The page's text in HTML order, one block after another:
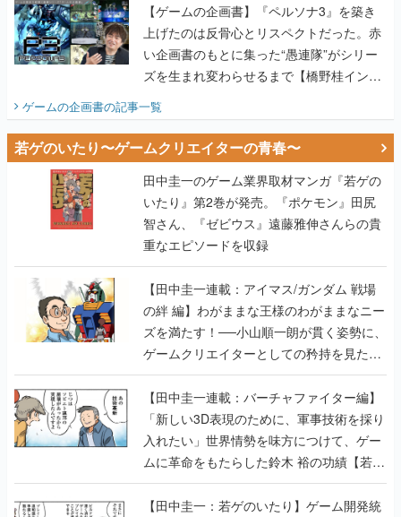
【ゲームの企画書】『ペルソナ3』を築き
上げたのは反骨心とリスペクトだった。赤
い企画書のもとに集った“愚連隊”がシリー
ズを生まれ変わらせるまで【橋野桂インタ
ビュー】
ゲームの企画書の記事一覧
若ゲのいたり〜ゲームクリエイターの青春〜
田中圭一のゲーム業界取材マンガ『若ゲの
いたり』第2巻が発売。『ポケモン』田尻
智さん、『ゼビウス』遠藤雅伸さんらの貴
重なエピソードを収録
【田中圭一連載：アイマス/ガンダム 戦場
の絆 編】わがままな王様のわがままなニー
ズを満たす！──小山順一朗が貫く姿勢に、
ゲームクリエイターとしての矜持を見た
【若ゲのいたり最終回】
【田中圭一連載：バーチャファイター編】
「新しい3D表現のために、軍事技術を採り
入れたい」世界情勢を味方につけて、ゲー
ムに革命をもたらした鈴木 裕の功績【若ゲ
のいたり】
【田中圭一：若ゲのいたり】ゲーム開発統